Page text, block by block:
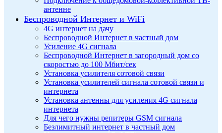
антенне
Беспроводной Интернет и WiFi
4G интернет на дачу
Беспроводной Интернет в частный дом
Усиление 4G сигнала
Беспроводной Интернет в загородный дом со
скоростью до 100 Мбит/сек
Установка усилителя сотовой связи
Установка усилителей сигнала сотовой связи и
интернета
Установка антенны для усиления 4G сигнала
интернета
Для чего нужны репитеры GSM сигнала
Безлимитный интернет в частный дом